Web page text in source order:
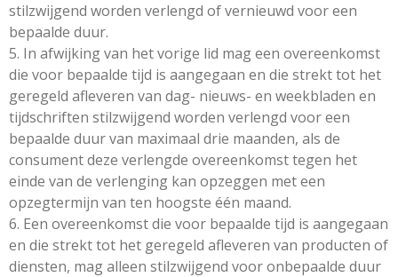
stilzwijgend worden verlengd of vernieuwd voor een
bepaalde duur.
5. In afwijking van het vorige lid mag een overeenkomst
die voor bepaalde tijd is aangegaan en die strekt tot het
geregeld afleveren van dag- nieuws- en weekbladen en
tijdschriften stilzwijgend worden verlengd voor een
bepaalde duur van maximaal drie maanden, als de
consument deze verlengde overeenkomst tegen het
einde van de verlenging kan opzeggen met een
opzegtermijn van ten hoogste één maand.
6. Een overeenkomst die voor bepaalde tijd is aangegaan
en die strekt tot het geregeld afleveren van producten of
diensten, mag alleen stilzwijgend voor onbepaalde duur